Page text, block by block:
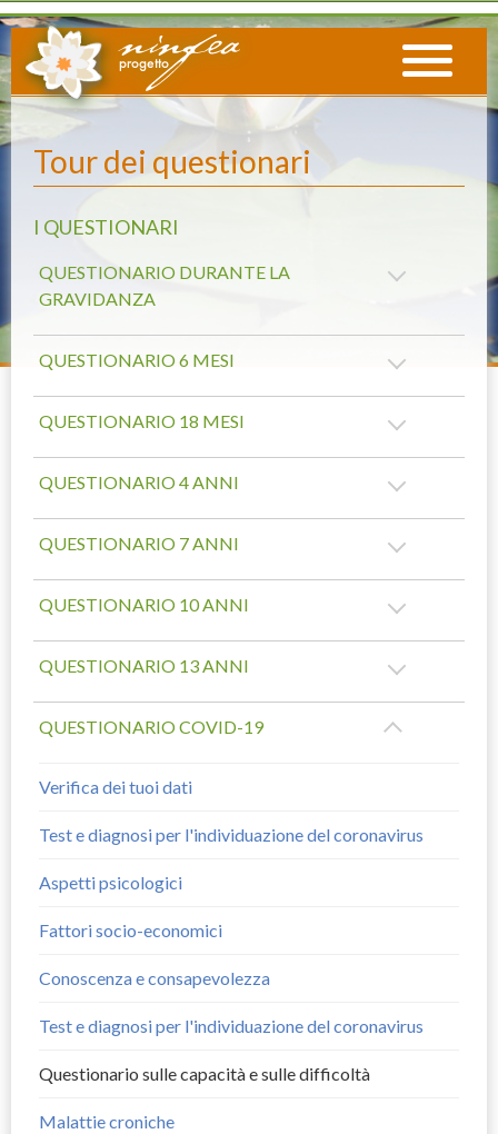
Tour dei questionari
I QUESTIONARI
QUESTIONARIO DURANTE LA
GRAVIDANZA
QUESTIONARIO 6 MESI
QUESTIONARIO 18 MESI
QUESTIONARIO 4 ANNI
QUESTIONARIO 7 ANNI
QUESTIONARIO 10 ANNI
QUESTIONARIO 13 ANNI
QUESTIONARIO COVID-19
Verifica dei tuoi dati
Test e diagnosi per l'individuazione del coronavirus
Aspetti psicologici
Fattori socio-economici
Conoscenza e consapevolezza
Test e diagnosi per l'individuazione del coronavirus
Questionario sulle capacità e sulle difficoltà
Malattie croniche